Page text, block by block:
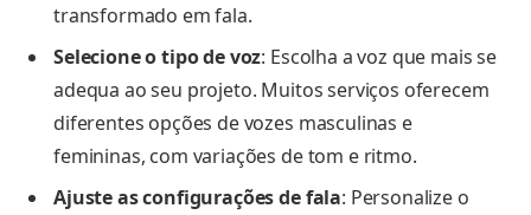
transformado em fala.
Selecione o tipo de voz: Escolha a voz que mais se
adequa ao seu projeto. Muitos serviços oferecem
diferentes opções de vozes masculinas e
femininas, com variações de tom e ritmo.
Ajuste as configurações de fala: Personalize o